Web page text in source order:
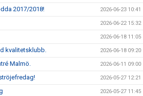
2017/2018! 2026-06-23 10:41
2026-06-22 15:32
2026-06-18 11:05
kvalitetsklubb. 2026-06-18 09:20
Malmö. 2026-06-11 09:00
2026-05-27 12:21
2026-05-27 11:45